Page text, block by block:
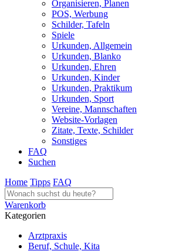
Organisieren, Planen
POS, Werbung
Schilder, Tafeln
Spiele
Urkunden, Allgemein
Urkunden, Blanko
Urkunden, Ehren
Urkunden, Kinder
Urkunden, Praktikum
Urkunden, Sport
Vereine, Mannschaften
Website-Vorlagen
Zitate, Texte, Schilder
Sonstiges
FAQ
Suchen
Home Tipps FAQ
Warenkorb
Kategorien
Arztpraxis
Beruf, Schule, Kita